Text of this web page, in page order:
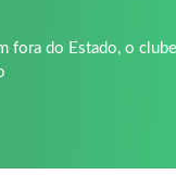
fora do Estado, o clube